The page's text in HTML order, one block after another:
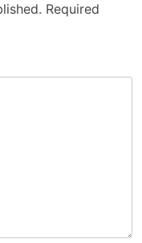
Required